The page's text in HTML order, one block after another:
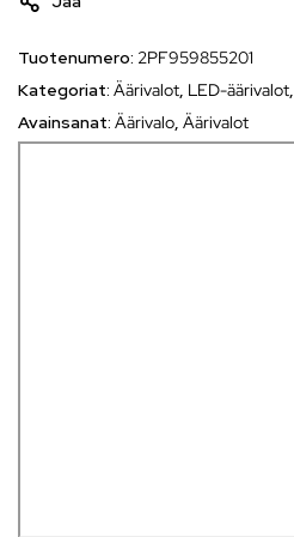
Tuotenumero: 2PF959855201
Kategoriat: Äärivalot, LED-äärivalot,
Avainsanat: Äärivalo, Äärivalot